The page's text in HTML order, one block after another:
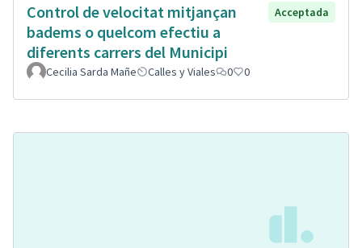
Control de velocitat mitjançan
badems o quelcom efectiu a
diferents carrers del Municipi
Acceptada
Cecilia Sarda Mañe Calles y Viales 0 0